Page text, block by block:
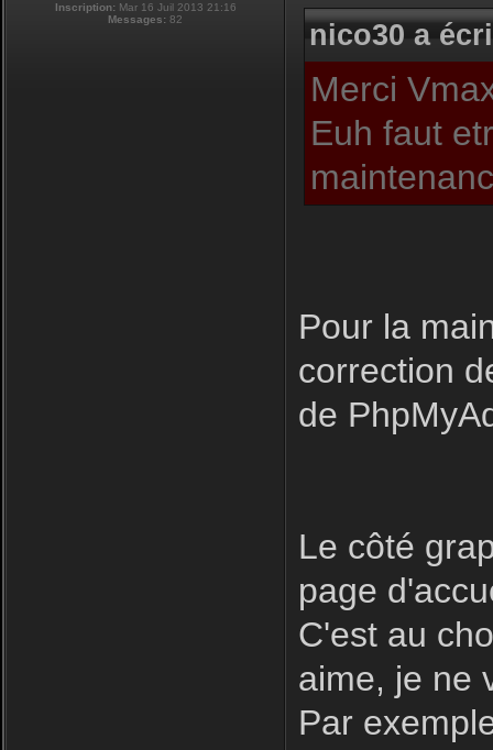
Inscription: Mar 16 Juil 2013 21:16
Messages: 82 nico30 a
Merci
Euh faut
Pour la
correction
de
Le côté
page
C'est au
aime, je ne
Par